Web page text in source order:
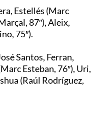
Estellés (Marc
87″), Aleix,
75″).
Santos, Ferran,
Esteban, 76″), Uri,
(Raúl Rodríguez,